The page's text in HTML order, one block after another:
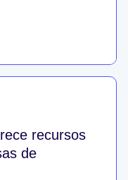
recursos
de